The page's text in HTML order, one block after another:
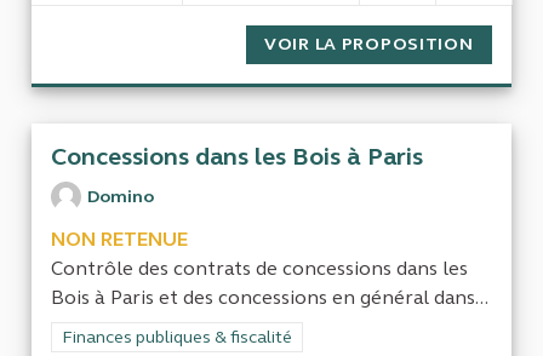
VOIR LA PROPOSITION
Concessions dans les Bois à Paris
Domino
NON RETENUE
Contrôle des contrats de concessions dans les
Bois à Paris et des concessions en général dans...
Filtrer les résultats de la catégorie : Finances publiques &
Finances publiques & fiscalité